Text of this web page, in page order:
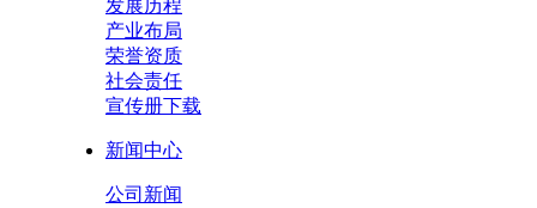
发展历程
产业布局
荣誉资质
社会责任
宣传册下载
新闻中心
公司新闻